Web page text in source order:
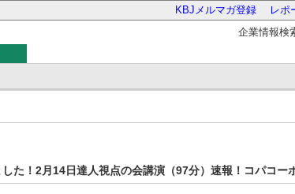
KBJメルマガ登録 レポ
企業情報検
た！2月14日達人視点の会講演（97分）速報！コパコ